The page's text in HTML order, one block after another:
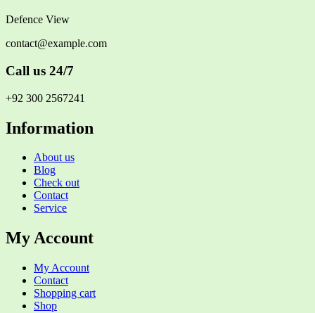
Defence View
contact@example.com
Call us 24/7
+92 300 2567241
Information
About us
Blog
Check out
Contact
Service
My Account
My Account
Contact
Shopping cart
Shop